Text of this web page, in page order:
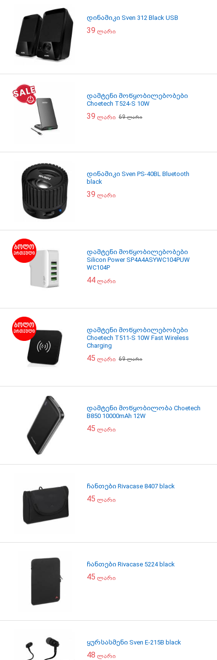
დინამიკი Sven 312 Black USB
39 ლარი
დამტენი მოწყობილებობები
Choetech T524-S 10W
39 ლარი 69ლარი
დინამიკი Sven PS-40BL Bluetooth
black
39 ლარი
დამტენი მოწყობილებობები
Silicon Power SP4A4ASYWC104PUW
WC104P
44 ლარი
დამტენი მოწყობილებობები
Choetech T511-S 10W Fast Wireless
Charging
45 ლარი 69ლარი
დამტენი მოწყობილობა Choetech
B850 10000mAh 12W
45 ლარი
ჩანთები Rivacase 8407 black
45 ლარი
ჩანთები Rivacase 5224 black
45 ლარი
ყურსასმენი Sven E-215B black
48 ლარი